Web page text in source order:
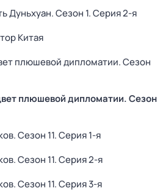
Дуньхуан. Сезон 1. Серия 2-я
Китая
плюшевой дипломатии. Сезон
плюшевой дипломатии. Сезон
. Сезон 11. Серия 1-я
. Сезон 11. Серия 2-я
. Сезон 11. Серия 3-я